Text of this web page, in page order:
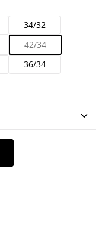
34/32
42/34
36/34
gewenste